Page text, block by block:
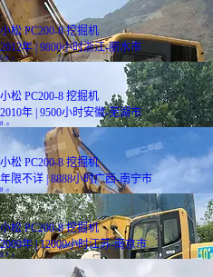
小松 PC200-8 挖掘机
2012年 | 9800小时浙江-丽水市
5.9 万
小松 PC200-8 挖掘机
2010年 | 9500小时安徽-芜湖市
8 万
小松 PC200-8 挖掘机
年限不详 | 8888小时广西-南宁市
8 万
小松 PC200-8 挖掘机
2009年 | 12000小时江苏-南京市
9.7万